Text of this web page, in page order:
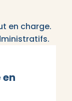
en charge.